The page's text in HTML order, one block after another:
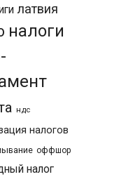
латвия
налоги
ндс
налогов
оффшор
налог